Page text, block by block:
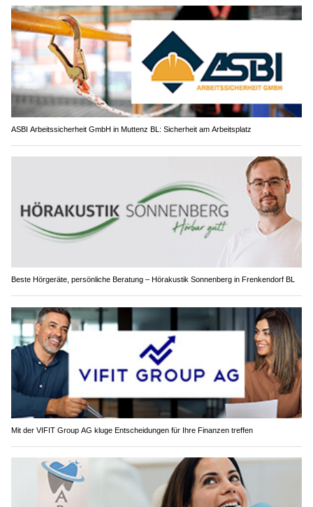
ASBI Arbeitssicherheit GmbH in Muttenz BL: Sicherheit am Arbeitsplatz
Beste Hörgeräte, persönliche Beratung – Hörakustik Sonnenberg in Frenkendorf BL
Mit der VIFIT Group AG kluge Entscheidungen für Ihre Finanzen treffen